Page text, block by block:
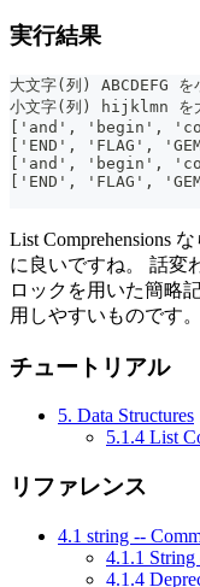
実行結果
大文字(列) ABCDEFG
小文字(列) hijklmn を
['and', 'begin',
['END', 'FLAG',
['and', 'begin',
['END', 'FLAG',
List Comprehensions な
に良いですね。 話変
ロックを用いた簡略
用しやすいものです。
チュートリアル
5. Data Structures
5.1.4 List
リファレンス
4.1 string --
4.1.1 String
4.1.4